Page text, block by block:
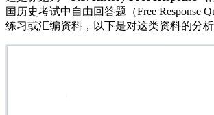
国历史考试中自由回答题（Free Response
练习或汇编资料，以下是对这类资料的分析